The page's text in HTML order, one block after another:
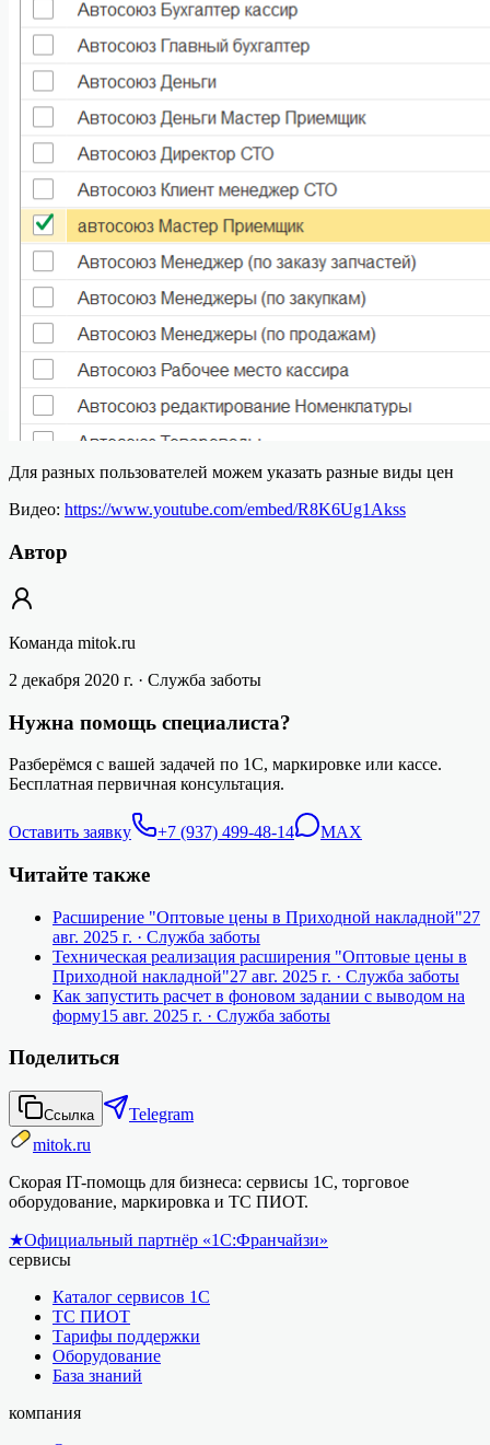
Для разных пользователей можем указать разные виды цен
Видео: https://www.youtube.com/embed/R8K6Ug1Akss
Автор
Команда mitok.ru
2 декабря 2020 г. · Служба заботы
Нужна помощь специалиста?
Разберёмся с вашей задачей по 1С, маркировке или кассе.
Бесплатная первичная консультация.
Оставить заявку +7 (937) 499-48-14 MAX
Читайте также
Расширение "Оптовые цены в Приходной накладной"27
авг. 2025 г. · Служба заботы
Техническая реализация расширения "Оптовые цены в
Приходной накладной"27 авг. 2025 г. · Служба заботы
Как запустить расчет в фоновом задании с выводом на
форму15 авг. 2025 г. · Служба заботы
Поделиться
Ссылка
Telegram
mitok.ru
Скорая IT-помощь для бизнеса: сервисы 1С, торговое
оборудование, маркировка и ТС ПИОТ.
★Официальный партнёр «1С:Франчайзи»
сервисы
Каталог сервисов 1С
ТС ПИОТ
Тарифы поддержки
Оборудование
База знаний
компания